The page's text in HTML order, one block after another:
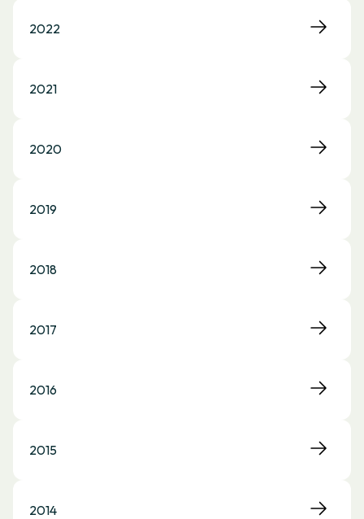
2022
2021
2020
2019
2018
2017
2016
2015
2014